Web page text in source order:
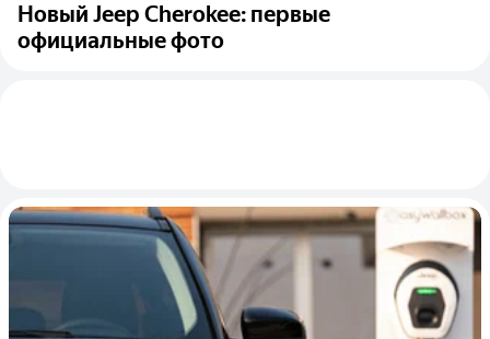
Новый Jeep Cherokee: первые
официальные фото